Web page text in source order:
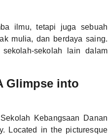
ilmu, tetapi juga sebuah
mulia, dan berdaya saing.
sekolah lain dalam
Glimpse into
Kebangsaan Danan
Located in the picturesque